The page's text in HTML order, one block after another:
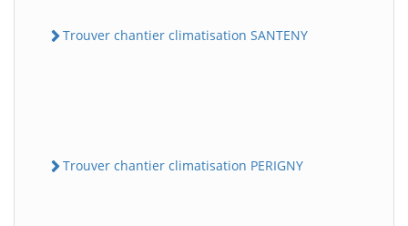
Trouver chantier climatisation SANTENY
Trouver chantier climatisation PERIGNY